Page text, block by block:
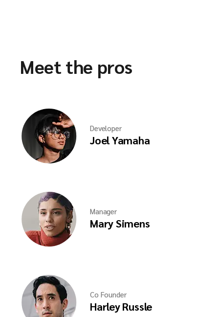
Meet the pros
Developer
Joel Yamaha
Manager
Mary Simens
Co Founder
Harley Russle